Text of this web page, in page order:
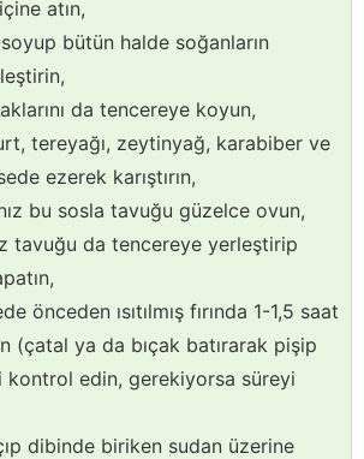
atın,
bütün halde soğanların
da tencereye koyun,
tereyağı, zeytinyağ, karabiber ve
ezerek karıştırın,
bu sosla tavuğu güzelce ovun,
tavuğu da tencereye yerleştirip
önceden ısıtılmış fırında 1-1,5 saat
(çatal ya da bıçak batırarak pişip
kontrol edin, gerekiyorsa süreyi
dibinde biriken sudan üzerine